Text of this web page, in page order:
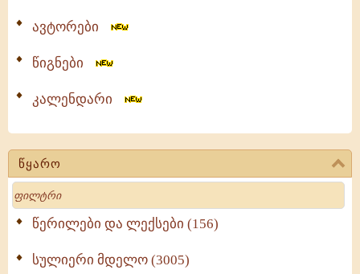
ავტორები
წიგნები
კალენდარი
წყარო
Search
წერილები და ლექსები (156)
სულიერი მდელო (3005)